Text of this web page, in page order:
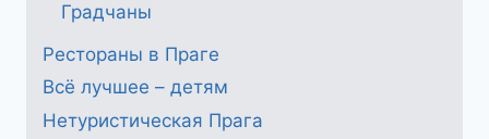
Градчаны
Рестораны в Праге
Всё лучшее – детям
Нетуристическая Прага